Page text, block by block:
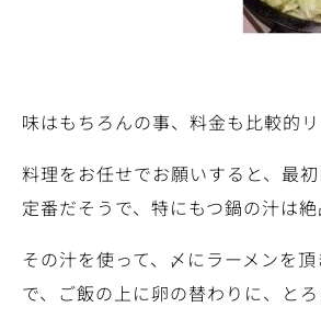
味はもちろんの事、料金も比較的
料理をお任せでお願いすると、最
定番だそうで、特にもつ鍋の汁は絶
その汁を使って、〆にラーメンを
で、ご飯の上に卵の替わりに、と